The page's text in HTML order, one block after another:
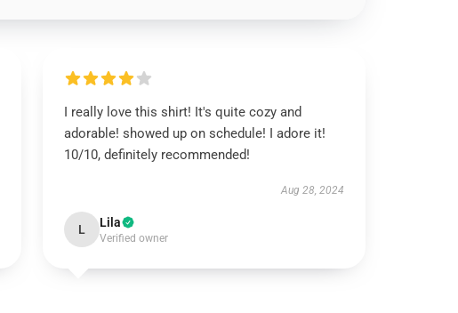
I really love this shirt! It's quite cozy and
adorable! showed up on schedule! I adore it!
10/10, definitely recommended!
Aug 28, 2024
L Lila
Verified owner